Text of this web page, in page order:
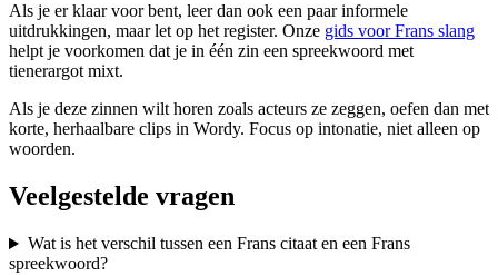
Als je er klaar voor bent, leer dan ook een paar informele
uitdrukkingen, maar let op het register. Onze gids voor Frans slang
helpt je voorkomen dat je in één zin een spreekwoord met
tienerargot mixt.
Als je deze zinnen wilt horen zoals acteurs ze zeggen, oefen dan met
korte, herhaalbare clips in Wordy. Focus op intonatie, niet alleen op
woorden.
Veelgestelde vragen
Wat is het verschil tussen een Frans citaat en een Frans
spreekwoord?